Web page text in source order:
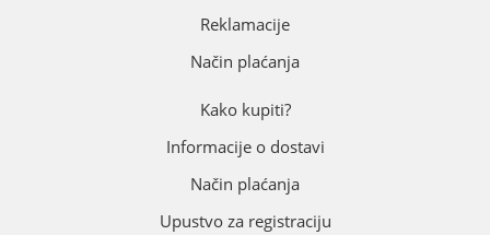
Reklamacije
Način plaćanja
Kako kupiti?
Informacije o dostavi
Način plaćanja
Upustvo za registraciju